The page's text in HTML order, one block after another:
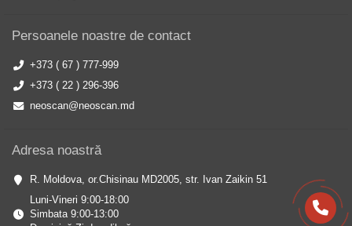
Persoanele noastre de contact
+373 ( 67 ) 777-999
+373 ( 22 ) 296-396
neoscan@neoscan.md
Adresa noastră
R. Moldova, or.Chisinau MD2005, str. Ivan Zaikin 51
Luni-Vineri 9:00-18:00
Simbata 9:00-13:00